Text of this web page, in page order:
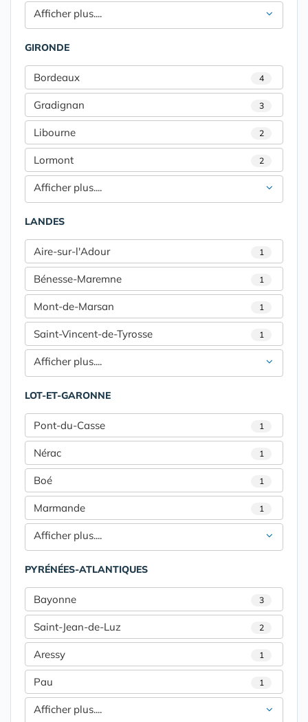
Afficher plus....
GIRONDE
Bordeaux 4
Gradignan 3
Libourne 2
Lormont 2
Afficher plus....
LANDES
Aire-sur-l'Adour 1
Bénesse-Maremne 1
Mont-de-Marsan 1
Saint-Vincent-de-Tyrosse 1
Afficher plus....
LOT-ET-GARONNE
Pont-du-Casse 1
Nérac 1
Boé 1
Marmande 1
Afficher plus....
PYRÉNÉES-ATLANTIQUES
Bayonne 3
Saint-Jean-de-Luz 2
Aressy 1
Pau 1
Afficher plus....